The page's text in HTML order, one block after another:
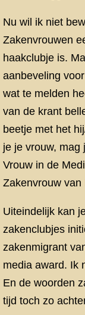
Nu wil ik niet
Zakenvrouwen
haakclubje is.
aanbeveling
wat te melden
van de krant
beetje met het
je je vrouw, mag
Vrouw in de
Zakenvrouw van
Uiteindelijk kan
zakenclubjes
zakenmigrant
media award. Ik
En de woorden
tijd toch zo